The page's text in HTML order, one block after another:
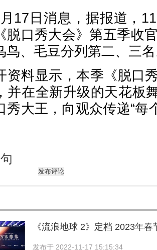
日消息，据报道，11
脱口秀大会》第五季收
鸟、毛豆分列第二、三
料显示，本季《脱口秀
并在全新升级的天花板
秀大王，向观众传递“每
发布评论
《流浪地球 2》定档 2023年春
发布于 2022-11-17 15:15:34